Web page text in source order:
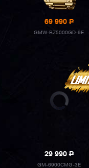
69 990P
GMW-BZ5000GD-9E
29 990P
GM-6900CMG-3E